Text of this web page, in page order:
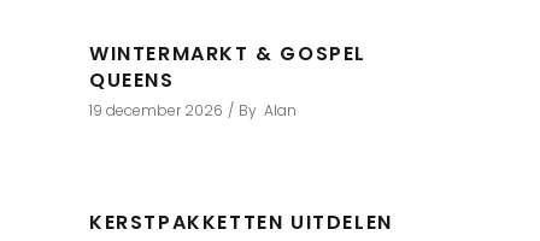
WINTERMARKT & GOSPEL
QUEENS
19 december 2026 By Alan
KERSTPAKKETTEN UITDELEN